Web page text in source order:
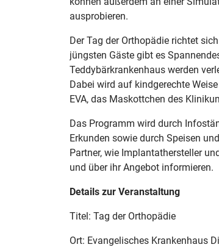
ausprobieren.
Der Tag der Orthopädie richtet
jüngsten Gäste gibt es
Teddybärkrankenhaus werden
Dabei wird auf kindgerechte
EVA, das Maskottchen des
Das Programm wird durch
Erkunden sowie durch Speisen
Partner, wie Implantathersteller
und über ihr Angebot informieren.
Details zur Veranstaltung
Titel: Tag der Orthopädie
Ort: Evangelisches Krankenhaus